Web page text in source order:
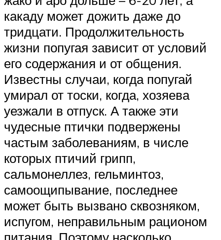
какаду может дожить даже до
тридцати. Продолжительность
жизни попугая зависит от условий
его содержания и от общения.
Известны случаи, когда попугай
умирал от тоски, когда, хозяева
уезжали в отпуск. А также эти
чудесные птички подвержены
частым заболеваниям, в числе
которых птичий грипп,
сальмонеллез, гельминтоз,
самоощипывание, последнее
может быть вызвано сквозняком,
испугом, неправильным рационом
питания. Поэтому насколько